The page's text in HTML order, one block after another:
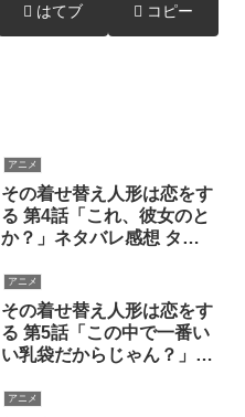
はてブ コピー
アニメ
その着せ替え人形は恋をす
る 第4話「これ、彼女のと
か？」ネタバレ感想 タイ
アニメ
その着せ替え人形は恋をす
る 第5話「この中で一番い
い乳袋だからじゃん？」ネ
アニメ